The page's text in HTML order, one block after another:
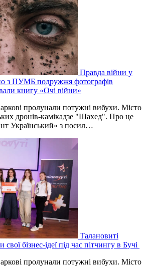
Правда війни у
з ПУМБ подружжя фотографів
книгу «Очі війни»
пролунали потужні вибухи. Місто
дронів-камікадзе "Шахед". Про це
Український» з посил…
Талановиті
свої бізнес-ідеї під час пітчингу в Бучі
пролунали потужні вибухи. Місто